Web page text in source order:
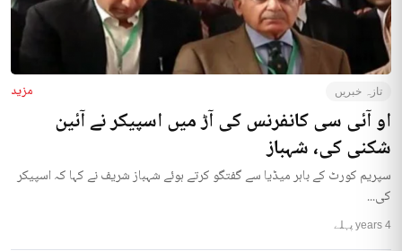
تازہ خبریں مزید
او آئی سی کانفرنس کی آڑ میں اسپیکر نے آئین
شکنی کی، شہباز
سپریم کورٹ کے باہر میڈیا سے گفتگو کرتے ہوئے شہباز شریف نے کہا کہ اسپیکر
کی...
4 years پہلے